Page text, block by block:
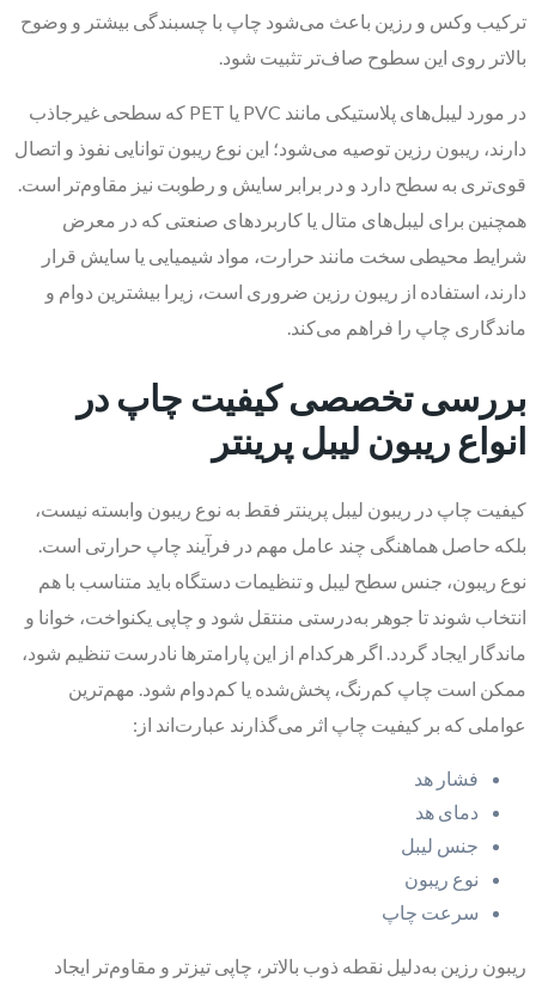
ترکیب وکس و رزین باعث می‌شود چاپ با چسبندگی بیشتر و وضوح
بالاتر روی این سطوح صاف‌تر تثبیت شود.
در مورد لیبل‌های پلاستیکی مانند PVC یا PET که سطحی غیرجاذب
دارند، ریبون رزین توصیه می‌شود؛ این نوع ریبون توانایی نفوذ و اتصال
قوی‌تری به سطح دارد و در برابر سایش و رطوبت نیز مقاوم‌تر است.
همچنین برای لیبل‌های متال یا کاربردهای صنعتی که در معرض
شرایط محیطی سخت مانند حرارت، مواد شیمیایی یا سایش قرار
دارند، استفاده از ریبون رزین ضروری است، زیرا بیشترین دوام و
ماندگاری چاپ را فراهم می‌کند.
بررسی تخصصی کیفیت چاپ در
انواع ریبون لیبل پرینتر
کیفیت چاپ در ریبون لیبل پرینتر فقط به نوع ریبون وابسته نیست،
بلکه حاصل هماهنگی چند عامل مهم در فرآیند چاپ حرارتی است.
نوع ریبون، جنس سطح لیبل و تنظیمات دستگاه باید متناسب با هم
انتخاب شوند تا جوهر به‌درستی منتقل شود و چاپی یکنواخت، خوانا و
ماندگار ایجاد گردد. اگر هرکدام از این پارامترها نادرست تنظیم شود،
ممکن است چاپ کم‌رنگ، پخش‌شده یا کم‌دوام شود. مهم‌ترین
عواملی که بر کیفیت چاپ اثر می‌گذارند عبارت‌اند از:
فشار هد
دمای هد
جنس لیبل
نوع ریبون
سرعت چاپ
ریبون رزین به‌دلیل نقطه ذوب بالاتر، چاپی تیزتر و مقاوم‌تر ایجاد